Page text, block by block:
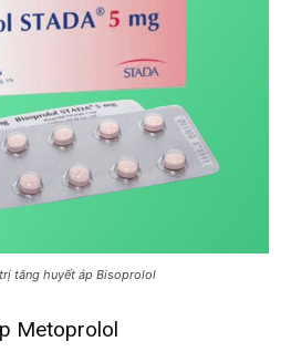
tăng huyết áp Bisoprolol
Metoprolol